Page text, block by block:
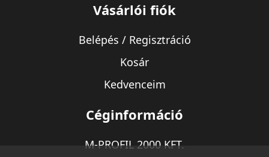
Vásárlói fiók
Belépés / Regisztráció
Kosár
Kedvenceim
Céginformáció
M-PROFIL 2000 KFT.